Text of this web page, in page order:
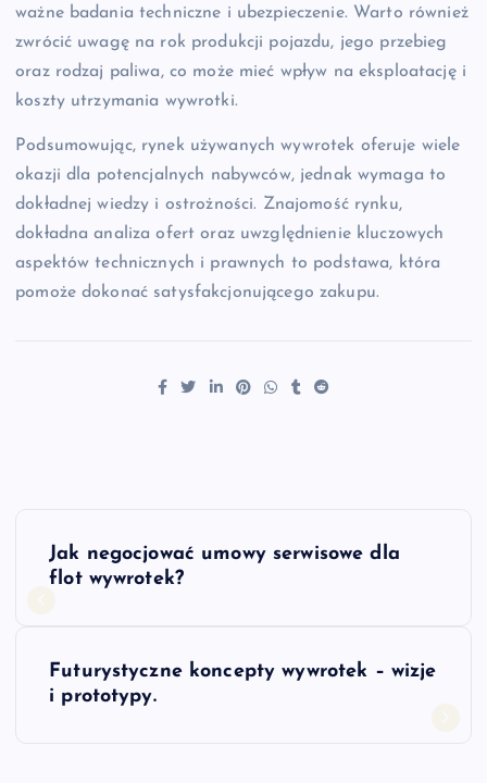
ważne badania techniczne i ubezpieczenie. Warto również
zwrócić uwagę na rok produkcji pojazdu, jego przebieg
oraz rodzaj paliwa, co może mieć wpływ na eksploatację i
koszty utrzymania wywrotki.
Podsumowując, rynek używanych wywrotek oferuje wiele
okazji dla potencjalnych nabywców, jednak wymaga to
dokładnej wiedzy i ostrożności. Znajomość rynku,
dokładna analiza ofert oraz uwzględnienie kluczowych
aspektów technicznych i prawnych to podstawa, która
pomoże dokonać satysfakcjonującego zakupu.
NJak negocjować umowy serwisowe dla
flot wywrotek?
Futurystyczne koncepty wywrotek – wizje
i prototypy.